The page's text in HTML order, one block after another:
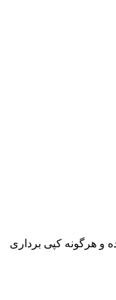
و هرگونه کپی برداری